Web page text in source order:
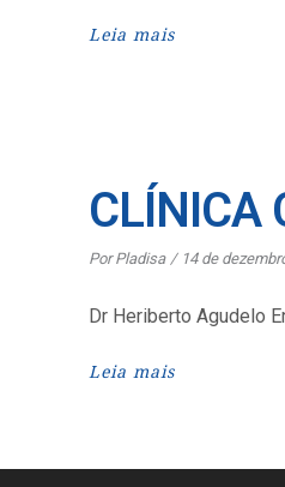
Leia mais
CLÍNICA
Por Pladisa 14 de
Dr Heriberto Agudelo
Leia mais